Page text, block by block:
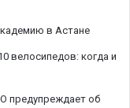
в Астане
велосипедов: когда и
предупреждает об